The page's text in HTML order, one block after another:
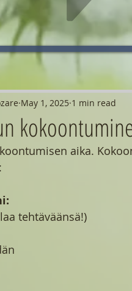
May 1, 2025 1 min read
aika.
tehtäväänsä!)